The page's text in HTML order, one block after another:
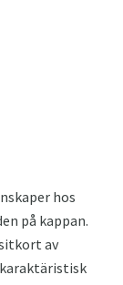
hos
på kappan.
av